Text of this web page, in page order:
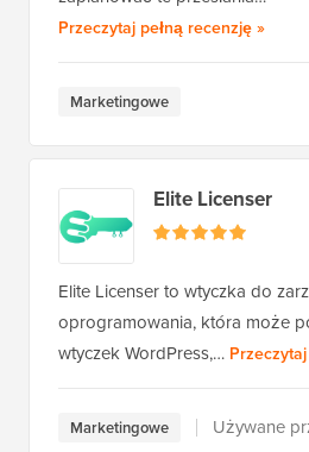
Przeczytaj pełną recenzję»
Marketingowe
Elite Licenser
Elite Licenser to wtyczka do
oprogramowania, która może
wtyczek WordPress,…
Marketingowe